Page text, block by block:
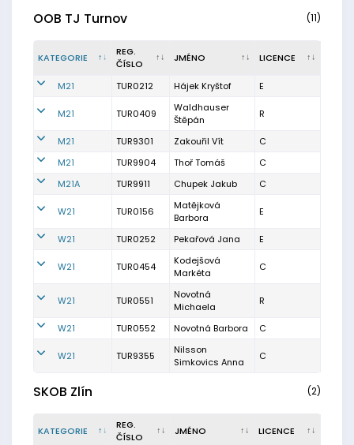
OOB TJ Turnov (11)
KATEGORIE
REG.
ČÍSLO
JMÉNO LICENCE
M21 TUR0212 Hájek Kryštof E
M21 TUR0409
Waldhauser
Štěpán
R
M21 TUR9301 Zakouřil Vít
C
M21
TUR9904 Thoř Tomáš
C
M21A
TUR9911 Chupek Jakub C
W21 TUR0156
Matějková
Barbora
E
W21 TUR0252 Pekařová Jana E
W21 TUR0454
Kodejšová
Markéta
C
W21 TUR0551
Novotná
Michaela
R
W21 TUR0552 Novotná Barbora C
W21 TUR9355
Nilsson
Simkovics Anna
C
SKOB Zlín (2)
KATEGORIE
REG.
ČÍSLO
JMÉNO LICENCE